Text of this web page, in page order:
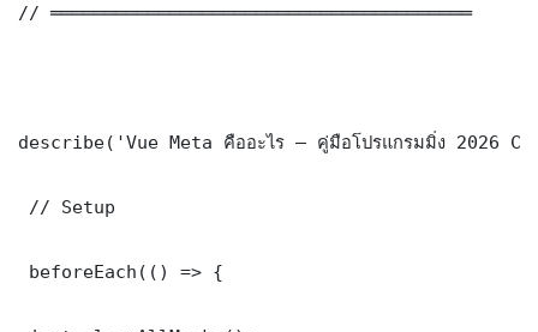
// ═══════════════════════════════════════
describe('Vue Meta คืออะไร — คู่มือโปรแกรมมิ่ง
// Setup
beforeEach(() => {